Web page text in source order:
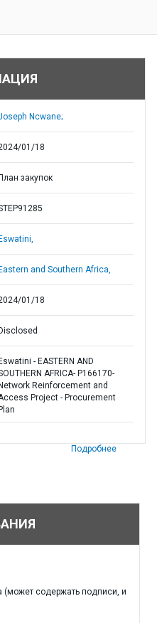
Ncwane;
01/18
План закупок
Eswatini,
Eastern and Southern Africa,
01/18
Disclosed
Eswatini - EASTERN AND
AFRICA- P166170-
Network Reinforcement and
Project - Procurement
Plan
Подробнее
содержать подписи, и